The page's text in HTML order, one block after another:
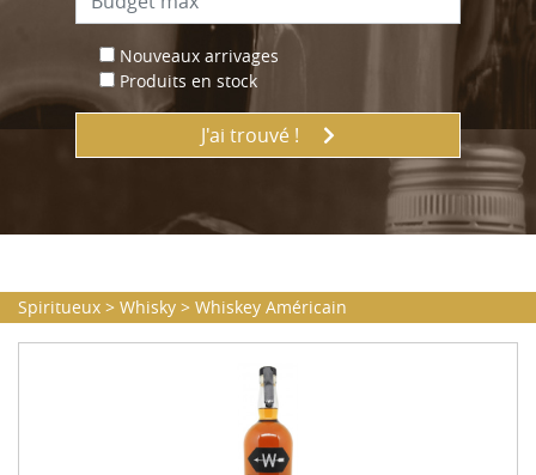
Nouveaux arrivages
Produits en stock
J'ai trouvé !
Spiritueux > Whisky > Whiskey Américain